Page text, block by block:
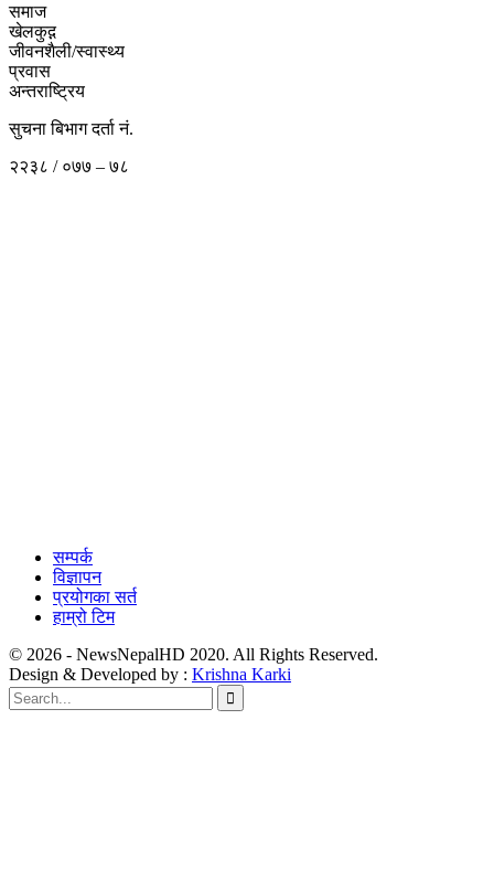
समाज
खेलकुद़़
जीवनशैली/स्वास्थ्य
प्रवास
अन्तराष्ट्रिय
सुचना बिभाग दर्ता नं.
२२३८ / ०७७ – ७८
सम्पर्क
विज्ञापन
प्रयोगका सर्त
हाम्रो टिम
© 2026 - NewsNepalHD 2020. All Rights Reserved.
Design & Developed by : Krishna Karki